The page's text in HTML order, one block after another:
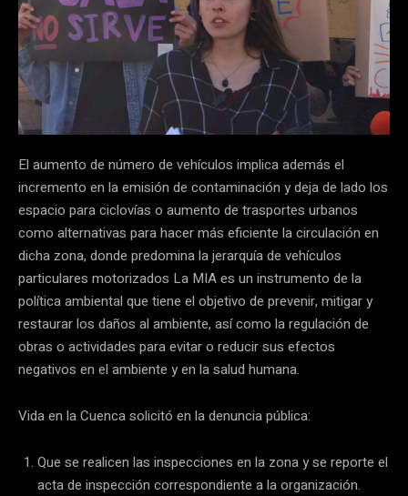
El aumento de número de vehículos implica además el
incremento en la emisión de contaminación y deja de lado los
espacio para ciclovías o aumento de trasportes urbanos
como alternativas para hacer más eficiente la circulación en
dicha zona, donde predomina la jerarquía de vehículos
particulares motorizados La MIA es un instrumento de la
política ambiental que tiene el objetivo de prevenir, mitigar y
restaurar los daños al ambiente, así como la regulación de
obras o actividades para evitar o reducir sus efectos
negativos en el ambiente y en la salud humana.
Vida en la Cuenca solicitó en la denuncia pública:
Que se realicen las inspecciones en la zona y se reporte el
acta de inspección correspondiente a la organización.